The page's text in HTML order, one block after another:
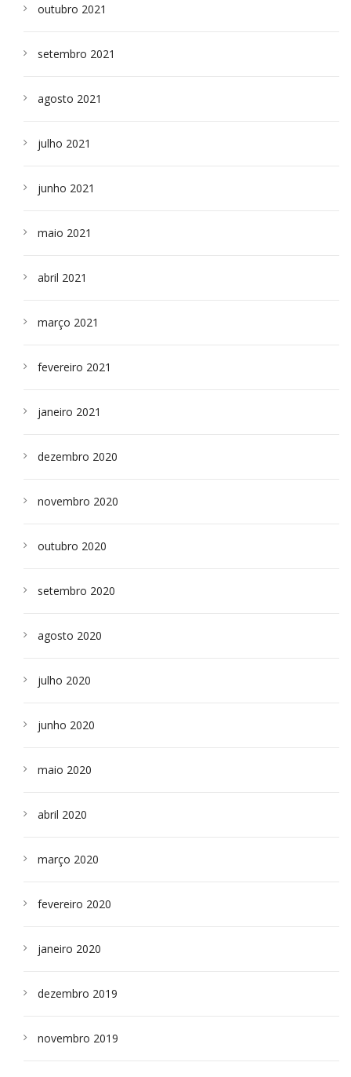
outubro 2021
setembro 2021
agosto 2021
julho 2021
junho 2021
maio 2021
abril 2021
março 2021
fevereiro 2021
janeiro 2021
dezembro 2020
novembro 2020
outubro 2020
setembro 2020
agosto 2020
julho 2020
junho 2020
maio 2020
abril 2020
março 2020
fevereiro 2020
janeiro 2020
dezembro 2019
novembro 2019